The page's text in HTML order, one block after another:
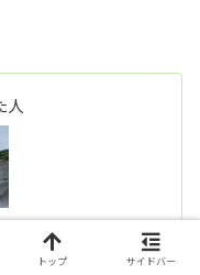
人
・キャンプ歴4年
トップ サイドバー